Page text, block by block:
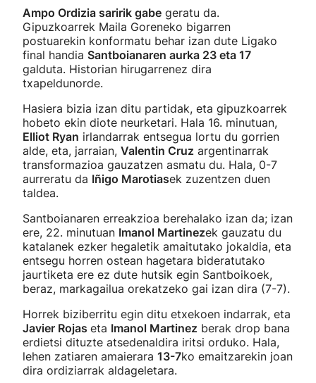
Ampo Ordizia saririk gabe geratu da.
Gipuzkoarrek Maila Goreneko bigarren
postuarekin konformatu behar izan dute Ligako
final handia Santboianaren aurka 23 eta 17
galduta. Historian hirugarrenez dira
txapeldunorde.
Hasiera bizia izan ditu partidak, eta gipuzkoarrek
hobeto ekin diote neurketari. Hala 16. minutuan,
Elliot Ryan irlandarrak entsegua lortu du gorrien
alde, eta, jarraian, Valentin Cruz argentinarrak
transformazioa gauzatzen asmatu du. Hala, 0-7
aurreratu da Iñigo Marotiasek zuzentzen duen
taldea.
Santboianaren erreakzioa berehalako izan da; izan
ere, 22. minutuan Imanol Martinezek gauzatu du
katalanek ezker hegaletik amaitutako jokaldia, eta
entsegu horren ostean hagetara bideratutako
jaurtiketa ere ez dute hutsik egin Santboikoek,
beraz, markagailua orekatzeko gai izan dira (7-7).
Horrek biziberritu egin ditu etxekoen indarrak, eta
Javier Rojas eta Imanol Martinez berak drop bana
erdietsi dituzte atsedenaldira iritsi orduko. Hala,
lehen zatiaren amaierara 13-7ko emaitzarekin joan
dira ordiziarrak aldageletara.